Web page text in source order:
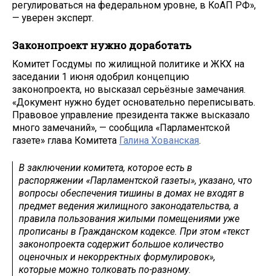
регулироваться на федеральном уровне, в КоАП РФ»,
— уверен эксперт.
Законопроект нужно доработать
Комитет Госдумы по жилищной политике и ЖКХ на
заседании 1 июня одобрил концепцию
законопроекта, но высказал серьёзные замечания.
«Документ нужно будет основательно переписывать.
Правовое управление президента также высказало
много замечаний», — сообщила «Парламентской
газете» глава Комитета Галина Хованская.
В заключении комитета, которое есть в
распоряжении «Парламентской газеты», указано, что
вопросы обеспечения тишины в домах не входят в
предмет ведения жилищного законодательства, а
правила пользования жилыми помещениями уже
прописаны в Гражданском кодексе. При этом «текст
законопроекта содержит большое количество
оценочных и некорректных формулировок»,
которые можно толковать по-разному.